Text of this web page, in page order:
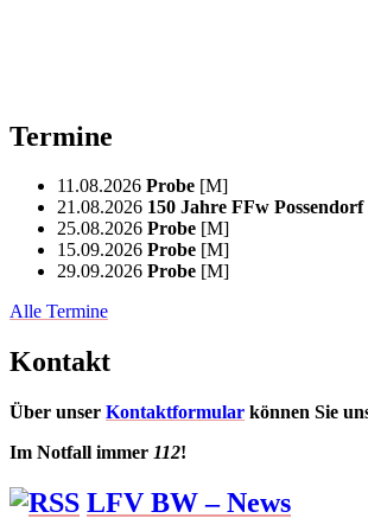
Termine
11.08.2026 Probe [M]
21.08.2026 150 Jahre FFw Possendorf
25.08.2026 Probe [M]
15.09.2026 Probe [M]
29.09.2026 Probe [M]
Alle Termine
Kontakt
Über unser Kontaktformular können Sie
Im Notfall immer 112!
LFV BW – News